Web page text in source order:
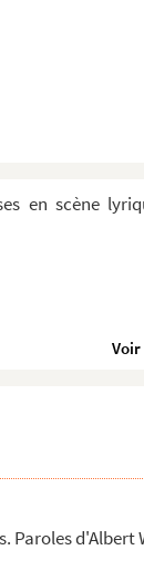
en scène
Paroles d'Albert